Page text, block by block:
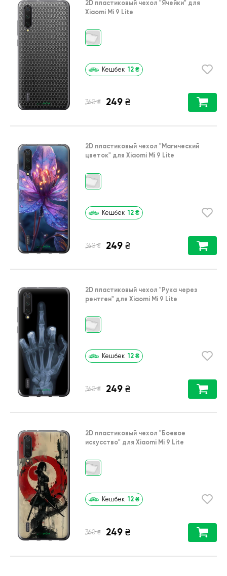
2D пластиковый чехол "Ячейки" для
Xiaomi Mi 9 Lite
Кешбек 12 ₴
360 ₴ 249 ₴
2D пластиковый чехол "Магический
цветок" для Xiaomi Mi 9 Lite
Кешбек 12 ₴
360 ₴ 249 ₴
2D пластиковый чехол "Рука через
рентген" для Xiaomi Mi 9 Lite
Кешбек 12 ₴
360 ₴ 249 ₴
2D пластиковый чехол "Боевое
искусство" для Xiaomi Mi 9 Lite
Кешбек 12 ₴
360 ₴ 249 ₴